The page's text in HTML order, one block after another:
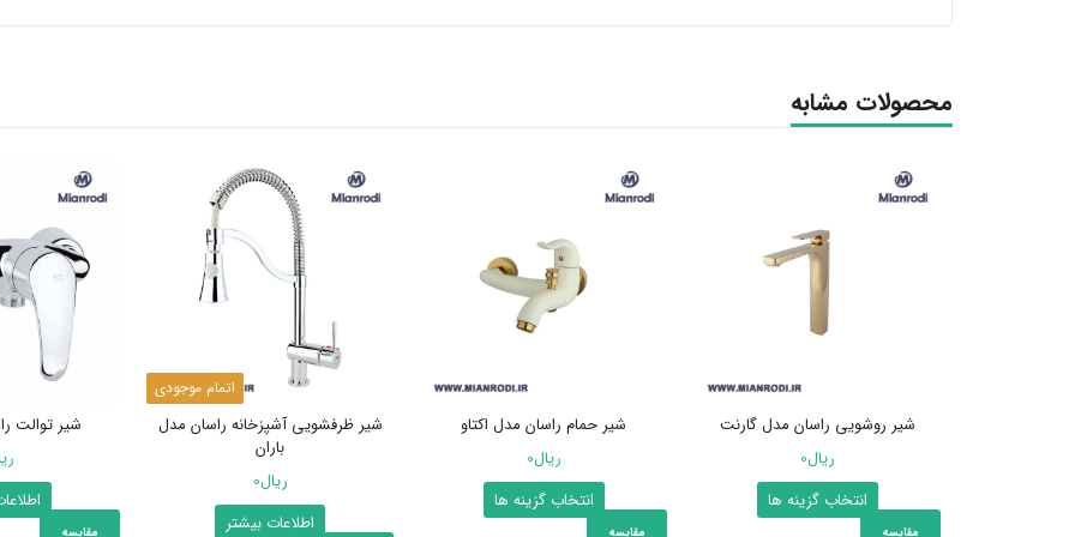
محصولات مشابه
شیر روشویی راسان مدل گارنت
ریال0
انتخاب گزینه ها
محصول
مقایسه
شیر حمام راسان مدل اکتاو
ریال0
انتخاب گزینه ها
محصول
مقایسه
اتمام موجودی
شیر ظرفشویی آشپزخانه راسان مدل
باران
ریال0
اطلاعات بیشتر
شیر توالت
مقایسه